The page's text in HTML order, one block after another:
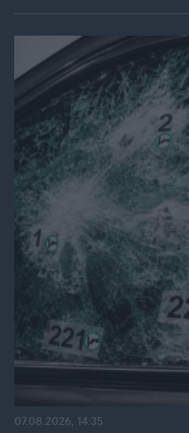
07.08.2026, 14:35